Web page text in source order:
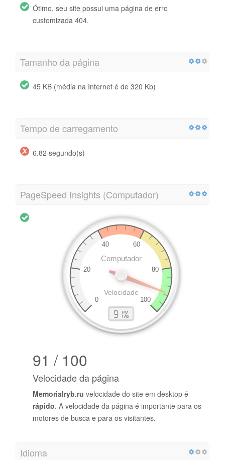
Ótimo, seu site possui uma página de erro
customizada 404.
Tamanho da página
45 KB (média na Internet é de 320 Kb)
Tempo de carregamento
6.82 segundo(s)
PageSpeed Insights (Computador)
91 / 100
Velocidade da página
Memorialryb.ru velocidade do site em desktop é
rápido. A velocidade da página é importante para os
motores de busca e para os visitantes.
Idioma